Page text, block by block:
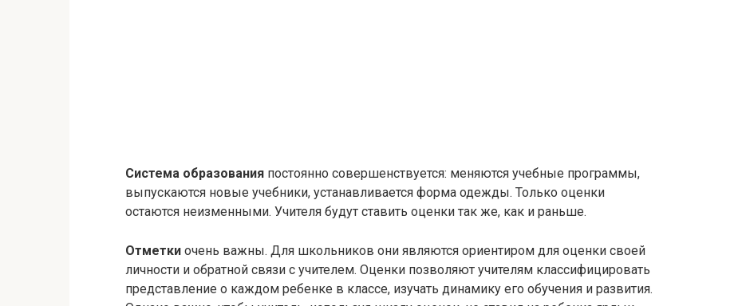
Система образования постоянно совершенствуется: меняются учебные программы,
выпускаются новые учебники, устанавливается форма одежды. Только оценки
остаются неизменными. Учителя будут ставить оценки так же, как и раньше.
Отметки очень важны. Для школьников они являются ориентиром для оценки своей
личности и обратной связи с учителем. Оценки позволяют учителям классифицировать
представление о каждом ребенке в классе, изучать динамику его обучения и развития.